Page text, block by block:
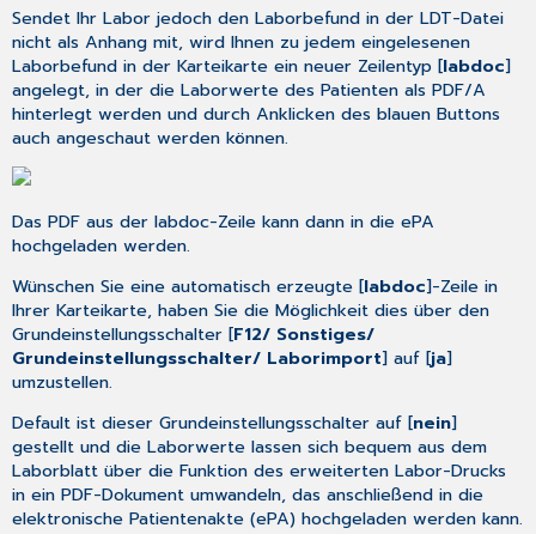
Sendet Ihr Labor jedoch den Laborbefund in der LDT-Datei
nicht als Anhang mit, wird Ihnen zu jedem eingelesenen
Laborbefund in der Karteikarte ein neuer Zeilentyp [labdoc]
angelegt, in der die Laborwerte des Patienten als PDF/A
hinterlegt werden und durch Anklicken des blauen Buttons
auch angeschaut werden können.
Das PDF aus der labdoc-Zeile kann dann in die ePA
hochgeladen werden.
Wünschen Sie eine automatisch erzeugte [labdoc]-Zeile in
Ihrer Karteikarte, haben Sie die Möglichkeit dies über den
Grundeinstellungsschalter [F12/ Sonstiges/
Grundeinstellungsschalter/ Laborimport] auf [ja]
umzustellen.
Default ist dieser Grundeinstellungsschalter auf [nein]
gestellt und die Laborwerte lassen sich bequem aus dem
Laborblatt über die Funktion des erweiterten Labor-Drucks
in ein PDF-Dokument umwandeln, das anschließend in die
elektronische Patientenakte (ePA) hochgeladen werden kann.